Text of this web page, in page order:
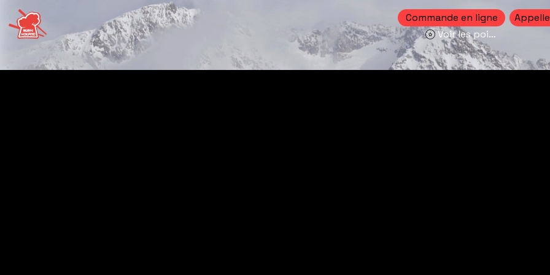
Commande en ligne
Voir les points